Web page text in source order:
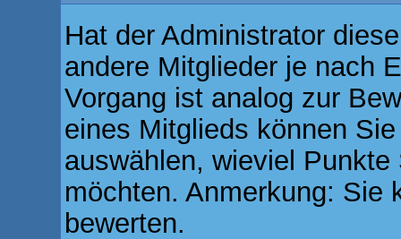
Hat der Administrator
andere Mitglieder je nach
Vorgang ist analog zur
eines Mitglieds können
auswählen, wieviel
möchten. Anmerkung: Sie
bewerten.